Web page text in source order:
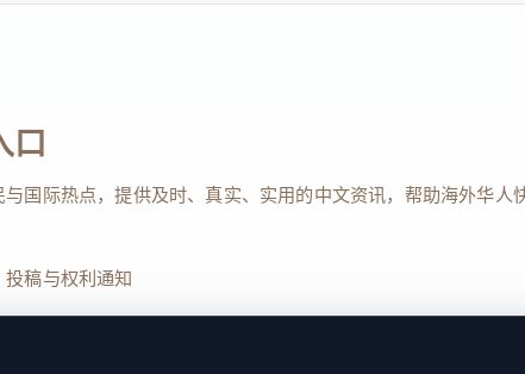
口
国际热点，提供及时、真实、实用的中文资讯，帮助海外华人
稿与权利通知